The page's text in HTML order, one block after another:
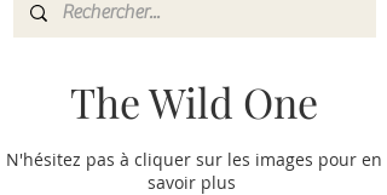
The Wild One
N'hésitez pas à cliquer sur les images pour en
savoir plus